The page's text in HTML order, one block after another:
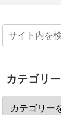
カテゴリー